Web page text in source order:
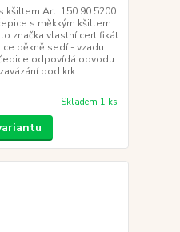
Art. 150 90 5200
s měkkým kšiltem
značka vlastní certifikát
pěkně sedí - vzadu
odpovídá obvodu
pod krk...
Skladem 1 ks